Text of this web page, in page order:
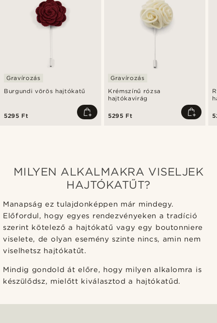
Burgundi vörös hajtókatű
Gravírozás
5295 Ft
Krémszínű rózsa
hajtókavirág
Gravírozás
5295 Ft
MILYEN ALKALMAKRA VISELJEK
HAJTÓKATŰT?
Manapság ez tulajdonképpen már mindegy.
Előfordul, hogy egyes rendezvényeken a tradíció
szerint kötelező a hajtókatű vagy egy boutonniere
viselete, de olyan esemény szinte nincs, amin nem
viselhetsz hajtókatűt.
Mindig gondold át előre, hogy milyen alkalomra is
készülődsz, mielőtt kiválasztod a hajtókatűd.